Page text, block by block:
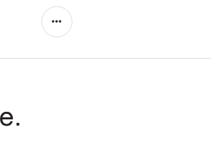
COLONNE